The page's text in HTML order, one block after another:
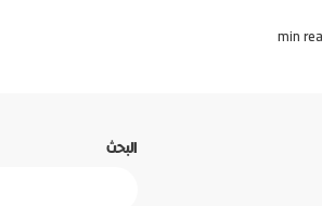
البحث